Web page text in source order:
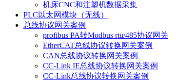
机床CNC和注塑机数据采集
PLC以太网模块（无线）
总线协议网关案例
profibus PA转Modbus rtu/485协议网关
EtherCAT总线协议转换网关案例
CAN总线协议转换网关案例
CC-Link IE总线协议转换网关案例
CC-Link总线协议转换网关案例